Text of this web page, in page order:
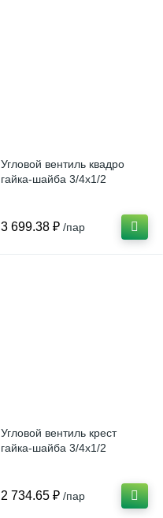
Угловой вентиль квадро
гайка-шайба 3/4х1/2
3 699.38 ₽ /пар
Угловой вентиль крест
гайка-шайба 3/4х1/2
2 734.65 ₽ /пар